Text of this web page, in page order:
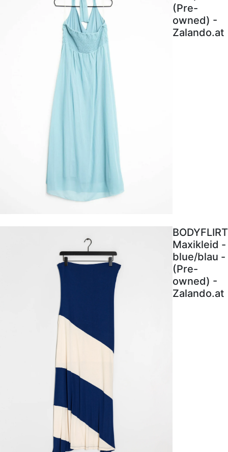
(Pre-
owned) -
Zalando.at
BODYFLIRT
Maxikleid -
blue/blau -
(Pre-
owned) -
Zalando.at